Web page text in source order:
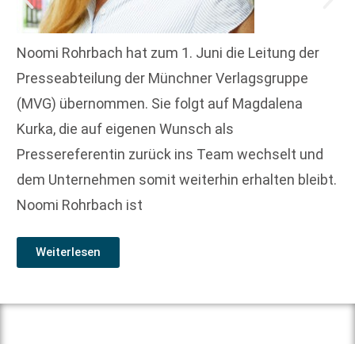
Noomi Rohrbach hat zum 1. Juni die Leitung der
Presseabteilung der Münchner Verlagsgruppe
(MVG) übernommen. Sie folgt auf Magdalena
Kurka, die auf eigenen Wunsch als
Pressereferentin zurück ins Team wechselt und
dem Unternehmen somit weiterhin erhalten bleibt.
Noomi Rohrbach ist
Weiterlesen